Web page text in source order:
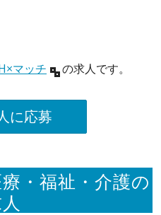
マッチ の求人です。
に応募
・福祉・介護の